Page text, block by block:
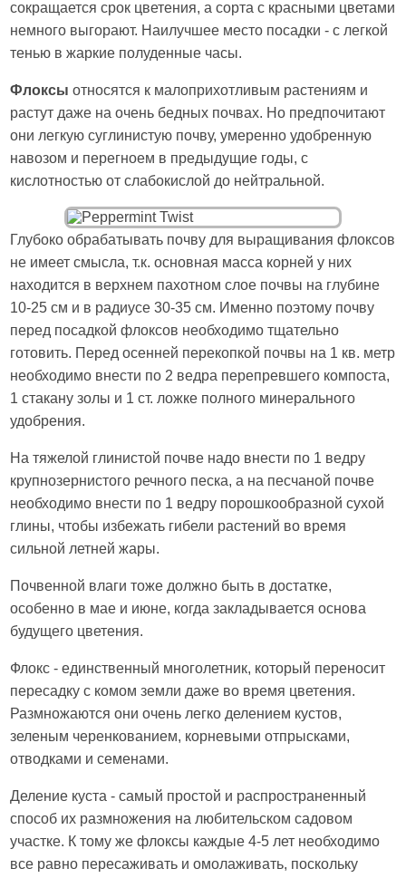
сокращается срок цветения, а сорта с красными цветами
немного выгорают. Наилучшее место посадки - с легкой
тенью в жаркие полуденные часы.
Флоксыотносятся к малоприхотливым растениям и
растут даже на очень бедных почвах. Но предпочитают
они легкую суглинистую почву, умеренно удобренную
навозом и перегноем в предыдущие годы, с
кислотностью от слабокислой до нейтральной.
Глубоко обрабатывать почву для выращивания флоксов
не имеет смысла, т.к. основная масса корней у них
находится в верхнем пахотном слое почвы на глубине
10-25 см и в радиусе 30-35 см. Именно поэтому почву
перед посадкой флоксов необходимо тщательно
готовить. Перед осенней перекопкой почвы на 1 кв. метр
необходимо внести по 2 ведра перепревшего компоста,
1 стакану золы и 1 ст. ложке полного минерального
удобрения.
На тяжелой глинистой почве надо внести по 1 ведру
крупнозернистого речного песка, а на песчаной почве
необходимо внести по 1 ведру порошкообразной сухой
глины, чтобы избежать гибели растений во время
сильной летней жары.
Почвенной влаги тоже должно быть в достатке,
особенно в мае и июне, когда закладывается основа
будущего цветения.
Флокс - единственный многолетник, который переносит
пересадку с комом земли даже во время цветения.
Размножаются они очень легко делением кустов,
зеленым черенкованием, корневыми отпрысками,
отводками и семенами.
Деление куста - самый простой и распространенный
способ их размножения на любительском садовом
участке. К тому же флоксы каждые 4-5 лет необходимо
все равно пересаживать и омолаживать, поскольку